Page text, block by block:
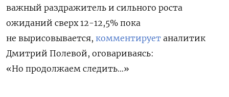
важный раздражитель и сильного роста
ожиданий сверх 12-12,5% пока
не вырисовывается, комментирует аналитик
Дмитрий Полевой, оговариваясь:
«Но продолжаем следить…»